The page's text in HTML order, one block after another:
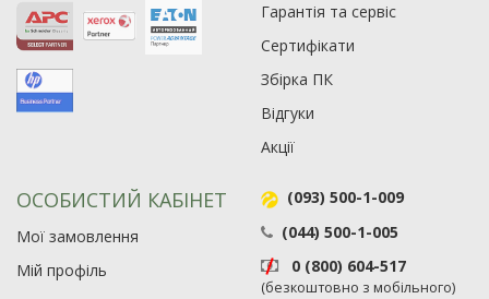
Гарантія та сервіс
Сертифікати
Збірка ПК
Відгуки
Акції
ОСОБИСТИЙ КАБІНЕТ
Мої замовлення
Мій профіль
(093) 500-1-009
(044) 500-1-005
0 (800) 604-517
(безкоштовно з мобільного)